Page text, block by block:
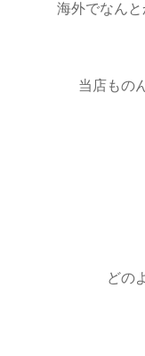
海外でなん
当店もの
どの